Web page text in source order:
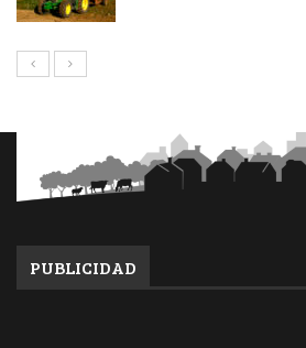
PUBLICIDAD